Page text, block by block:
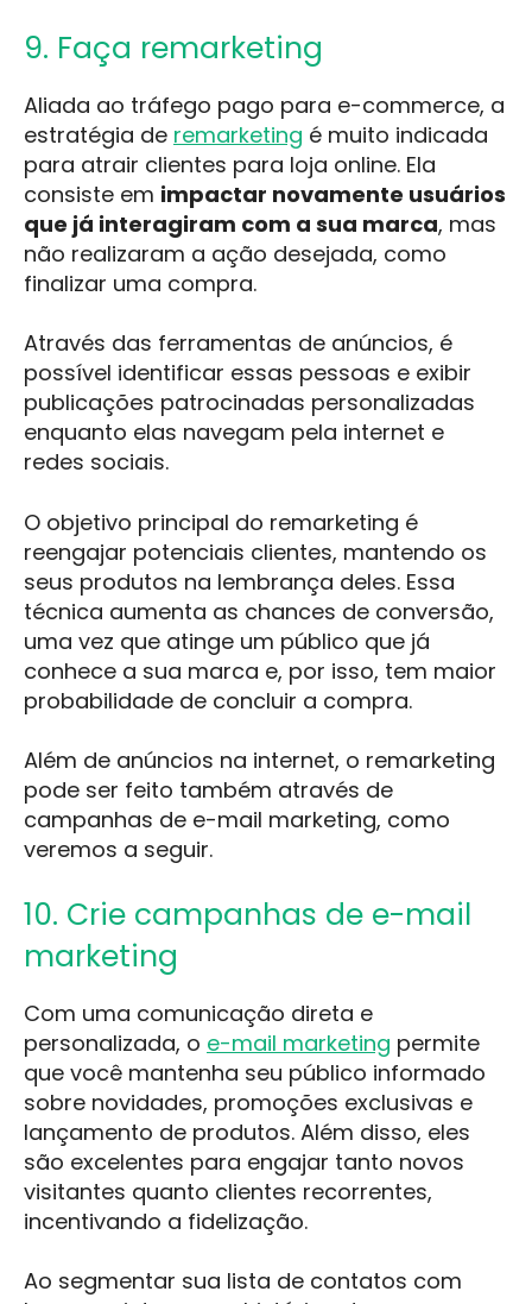
9. Faça remarketing
Aliada ao tráfego pago para e-commerce, a
estratégia de remarketing é muito indicada
para atrair clientes para loja online. Ela
consiste em impactar novamente usuários
que já interagiram com a sua marca, mas
não realizaram a ação desejada, como
finalizar uma compra.
Através das ferramentas de anúncios, é
possível identificar essas pessoas e exibir
publicações patrocinadas personalizadas
enquanto elas navegam pela internet e
redes sociais.
O objetivo principal do remarketing é
reengajar potenciais clientes, mantendo os
seus produtos na lembrança deles. Essa
técnica aumenta as chances de conversão,
uma vez que atinge um público que já
conhece a sua marca e, por isso, tem maior
probabilidade de concluir a compra.
Além de anúncios na internet, o remarketing
pode ser feito também através de
campanhas de e-mail marketing, como
veremos a seguir.
10. Crie campanhas de e-mail
marketing
Com uma comunicação direta e
personalizada, o e-mail marketing permite
que você mantenha seu público informado
sobre novidades, promoções exclusivas e
lançamento de produtos. Além disso, eles
são excelentes para engajar tanto novos
visitantes quanto clientes recorrentes,
incentivando a fidelização.
Ao segmentar sua lista de contatos com